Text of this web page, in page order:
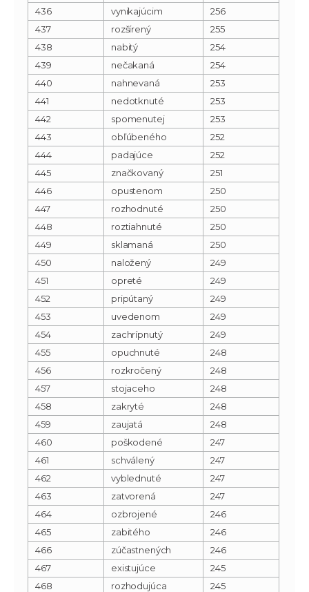
436 vynikajúcim
256
437
rozšírený
255
438
nabitý
254
439
nečakaná
254
440
nahnevaná
253
441
nedotknuté
253
442
spomenutej
253
443
obľúbeného
252
444
padajúce
252
445
značkovaný
251
446
opustenom
250
447
rozhodnuté
250
448
roztiahnuté
250
449
sklamaná
250
450
naložený
249
451
opreté
249
452
pripútaný
249
453
uvedenom
249
454
zachrípnutý
249
455
opuchnuté
248
456
rozkročený
248
457
stojaceho
248
458
zakryté
248
459
zaujatá
248
460
poškodené
247
461
schválený
247
462
vyblednuté
247
463
zatvorená
247
464
ozbrojené
246
465
zabitého
246
466
zúčastnených
246
467
existujúce
245
468
rozhodujúca
245